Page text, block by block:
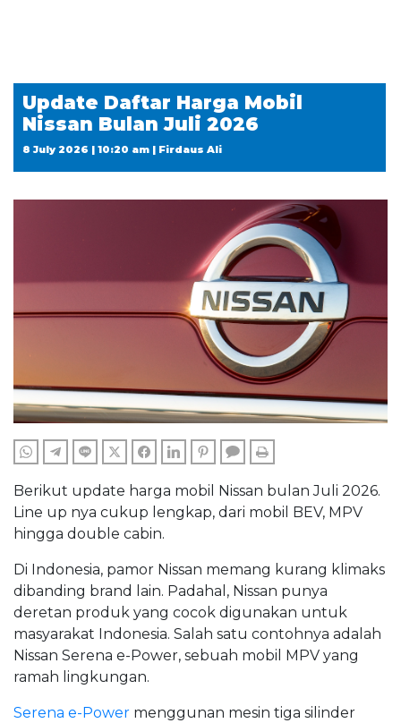
Update Daftar Harga Mobil
Nissan Bulan Juli 2026
8 July 2026 | 10:20 am | Firdaus Ali
WHATSAPPTELEGRAM
LINE TWITTERFACEBOOKLINKEDINPINTERESTCOMMENTS
Berikut update harga mobil Nissan bulan Juli 2026.
Line up nya cukup lengkap, dari mobil BEV, MPV
hingga double cabin.
Di Indonesia, pamor Nissan memang kurang klimaks
dibanding brand lain. Padahal, Nissan punya
deretan produk yang cocok digunakan untuk
masyarakat Indonesia. Salah satu contohnya adalah
Nissan Serena e-Power, sebuah mobil MPV yang
ramah lingkungan.
Serena e-Power menggunan mesin tiga silinder